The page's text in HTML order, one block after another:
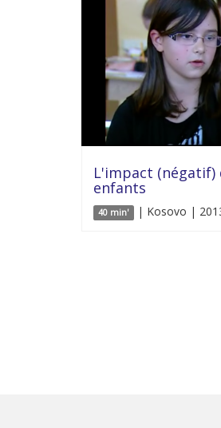
L'impact (négatif)
enfants
40 min' | Kosovo |